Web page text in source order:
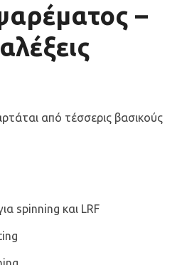
–
από τέσσερις βασικούς
spinning και LRF